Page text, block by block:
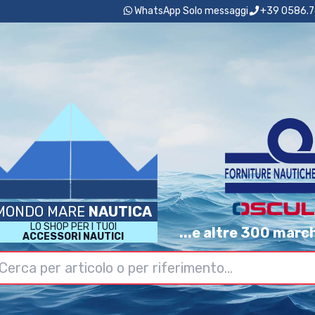
WhatsApp Solo messaggi +39
MARE NAUTICA
LO SHOP PER I TUOI
ACCESSORI NAUTICI
...e altre 300